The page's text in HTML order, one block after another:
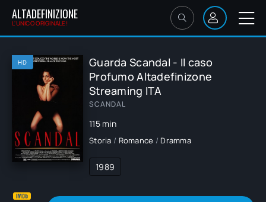
ALTADEFINIZIONE
L'UNICO ORIGINALE!
HD
Guarda Scandal - Il caso
Profumo Altadefinizone
Streaming ITA
SCANDAL
115 min
Storia / Romance / Dramma
1989